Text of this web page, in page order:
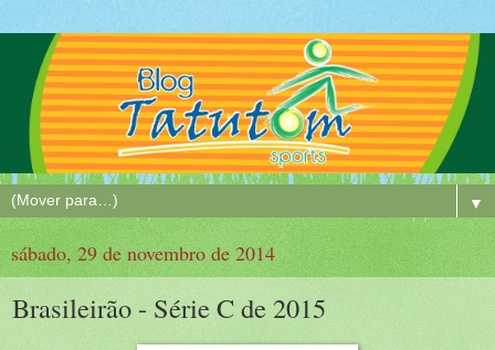
▼
sábado, 29 de novembro de 2014
Brasileirão - Série C de 2015